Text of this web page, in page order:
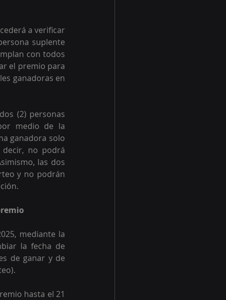
a verificar
suplente
con todos
el premio para
ganadoras en
(2) personas
medio de la
ganadora solo
no podrá
las dos
y no podrán
mediante la
la fecha de
de ganar y de
hasta el 21